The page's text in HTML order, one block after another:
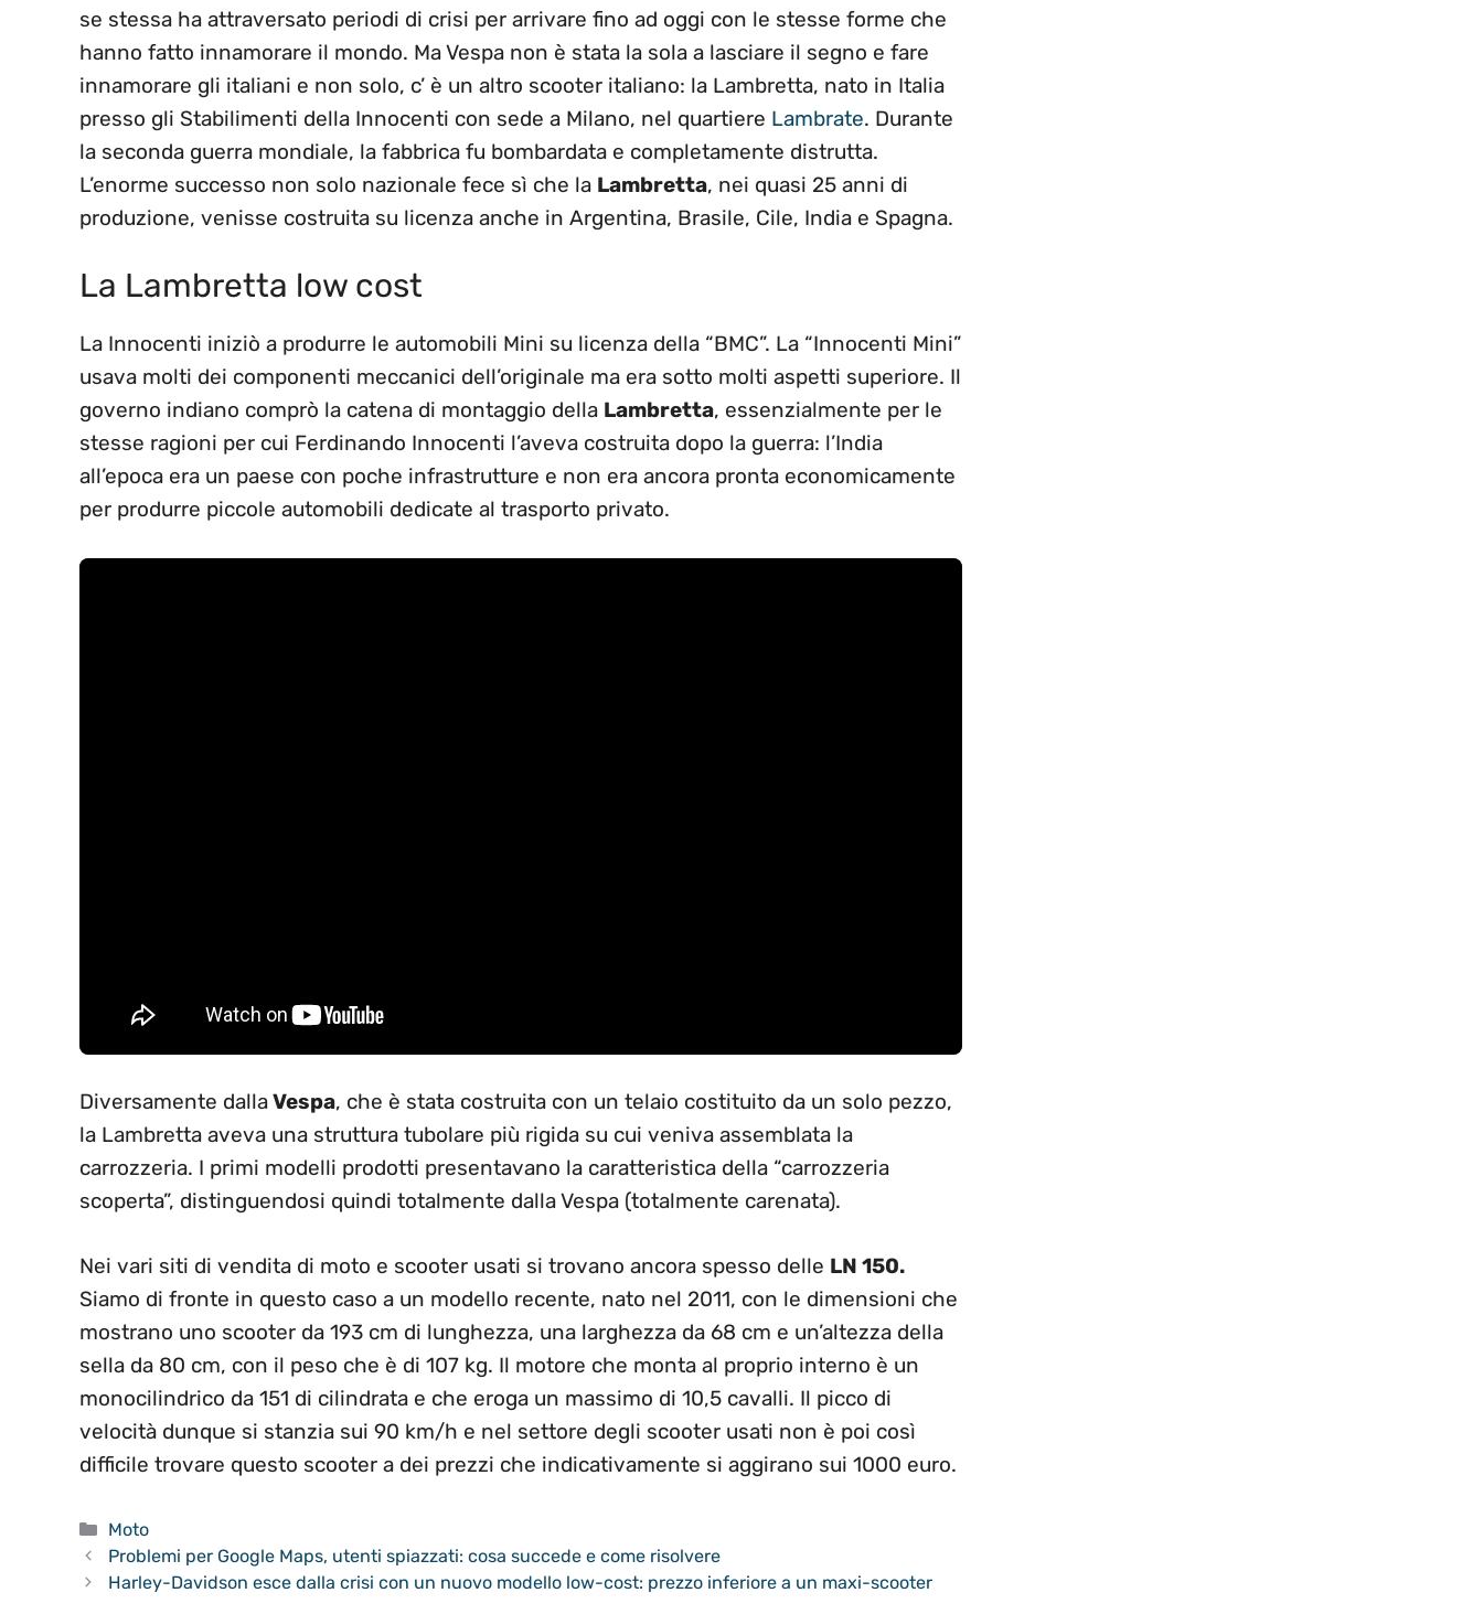
se stessa ha attraversato periodi di crisi per arrivare fino ad oggi con le stesse forme che
hanno fatto innamorare il mondo. Ma Vespa non è stata la sola a lasciare il segno e fare
innamorare gli italiani e non solo, c’ è un altro scooter italiano: la Lambretta, nato in Italia
presso gli Stabilimenti della Innocenti con sede a Milano, nel quartiere Lambrate. Durante
la seconda guerra mondiale, la fabbrica fu bombardata e completamente distrutta.
L’enorme successo non solo nazionale fece sì che la Lambretta, nei quasi 25 anni di
produzione, venisse costruita su licenza anche in Argentina, Brasile, Cile, India e Spagna.
La Lambretta low cost
La Innocenti iniziò a produrre le automobili Mini su licenza della “BMC”. La “Innocenti Mini”
usava molti dei componenti meccanici dell’originale ma era sotto molti aspetti superiore. Il
governo indiano comprò la catena di montaggio della Lambretta, essenzialmente per le
stesse ragioni per cui Ferdinando Innocenti l’aveva costruita dopo la guerra: l’India
all’epoca era un paese con poche infrastrutture e non era ancora pronta economicamente
per produrre piccole automobili dedicate al trasporto privato.
Diversamente dallaVespa, che è stata costruita con un telaio costituito da un solo pezzo,
la Lambretta aveva una struttura tubolare più rigida su cui veniva assemblata la
carrozzeria. I primi modelli prodotti presentavano la caratteristica della “carrozzeria
scoperta”, distinguendosi quindi totalmente dalla Vespa (totalmente carenata).
Nei vari siti di vendita di moto e scooter usati si trovano ancora spesso delle LN 150.
Siamo di fronte in questo caso a un modello recente, nato nel 2011, con le dimensioni che
mostrano uno scooter da 193 cm di lunghezza, una larghezza da 68 cm e un’altezza della
sella da 80 cm, con il peso che è di 107 kg. Il motore che monta al proprio interno è un
monocilindrico da 151 di cilindrata e che eroga un massimo di 10,5 cavalli. Il picco di
velocità dunque si stanzia sui 90 km/h e nel settore degli scooter usati non è poi così
difficile trovare questo scooter a dei prezzi che indicativamente si aggirano sui 1000 euro.
Categorie
Moto
Problemi per Google Maps, utenti spiazzati: cosa succede e come risolvere
Harley-Davidson esce dalla crisi con un nuovo modello low-cost: prezzo inferiore a un maxi-scooter